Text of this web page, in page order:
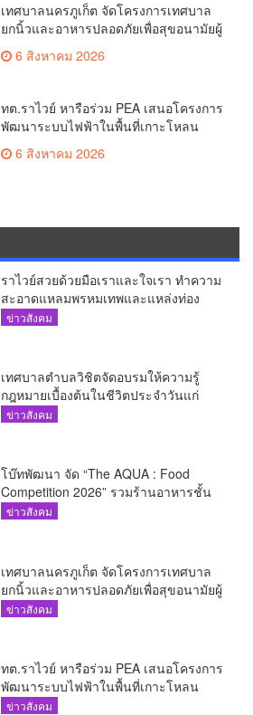
เทศบาลนครภูเก็ต จัดโครงการเทศบาล
ยกนิ้วและอาหารปลอดภัยเพื่อสุขอนามัยผู้
บริโภค
6 สิงหาคม 2026
ทต.ราไวย์ หารือร่วม PEA เสนอโครงการ
พัฒนาระบบไฟฟ้าในพื้นที่เกาะโหลน
6 สิงหาคม 2026
ราไวย์สวยด้วยมือเราและใจเรา ทำความ
สะอาดแหลมพรหมเทพและแหล่งท่อง
เที่ยว
ข่าวสังคม
เทศบาลตำบลวิชิตจัดอบรมให้ความรู้
กฎหมายเบื้องต้นในชีวิตประจำวันแก่
เยาวชน
ข่าวสังคม
โบ๊ทพัฒนา จัด “The AQUA : Food
Competition 2026” รวมร้านอาหารชั้น
นำของ The Shopps at The AQUA ชู
ข่าวสังคม
เทศบาลนครภูเก็ต จัดโครงการเทศบาล
ยกนิ้วและอาหารปลอดภัยเพื่อสุขอนามัยผู้
บริโภค
ข่าวสังคม
ทต.ราไวย์ หารือร่วม PEA เสนอโครงการ
พัฒนาระบบไฟฟ้าในพื้นที่เกาะโหลน
ข่าวสังคม